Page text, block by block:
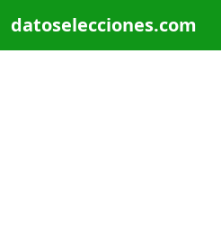
datoselecciones.com